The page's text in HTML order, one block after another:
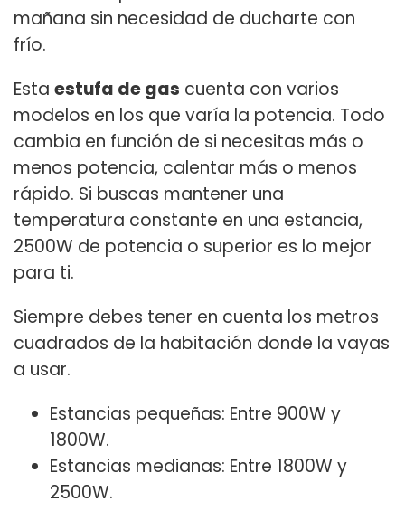
mañana sin necesidad de ducharte con
frío.
Esta estufa de gas cuenta con varios
modelos en los que varía la potencia. Todo
cambia en función de si necesitas más o
menos potencia, calentar más o menos
rápido. Si buscas mantener una
temperatura constante en una estancia,
2500W de potencia o superior es lo mejor
para ti.
Siempre debes tener en cuenta los metros
cuadrados de la habitación donde la vayas
a usar.
Estancias pequeñas: Entre 900W y
1800W.
Estancias medianas: Entre 1800W y
2500W.